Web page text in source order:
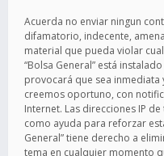
Acuerda no enviar ningun
difamatorio, indecente,
material que pueda violar
“Bolsa General” está
provocará que sea inmediata
creemos oportuno, con
Internet. Las direcciones IP
como ayuda para reforzar
General” tiene derecho a
tema en cualquier momento